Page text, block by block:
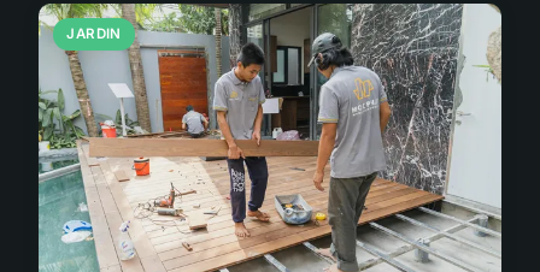
JARDIN